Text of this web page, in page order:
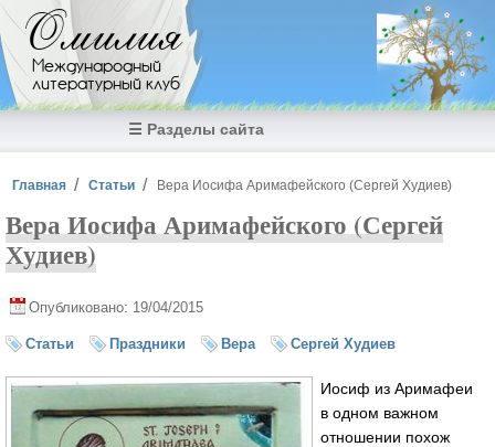
Перейти к основному содержанию
Омилия
Международный
литературный клуб
☰ Разделы сайта
Вы здесь
Главная Статьи Вера Иосифа Аримафейского (Сергей Худиев)
Вера Иосифа Аримафейского (Сергей
Худиев)
Опубликовано: 19/04/2015
Статьи Праздники Вера Сергей Худиев
Иосиф из Аримафеи
в одном важном
отношении похож